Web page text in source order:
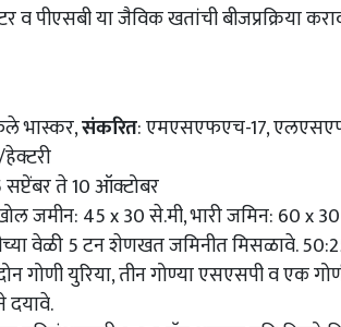
व पीएसबी या जैविक खतांची बीजप्रक्रिया
भास्कर,संकरित: एमएसएफएच-17,
ते 10 ऑक्टोबर
जमीन: 45 x 30 से.मी, भारी जमिन: 60 x
वेळी 5 टन शेणखत जमिनीत मिसळावे.
गोणी युरिया, तीन गोण्या एसएसपी व एक
दयावे.